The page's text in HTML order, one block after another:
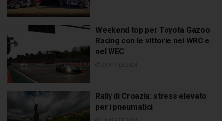
Weekend top per Toyota Gazoo
Racing con le vittorie nel WRC e
nel WEC
Rally di Croazia: stress elevato
per i pneumatici